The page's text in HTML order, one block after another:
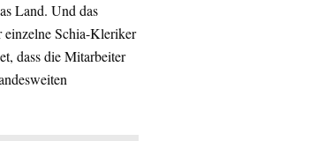
Land. Und das
einzelne Schia-Kleriker
dass die Mitarbeiter